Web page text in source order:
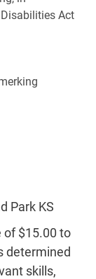
Act
Park KS
of $15.00 to
determined
skills,